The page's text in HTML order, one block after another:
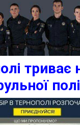
триває